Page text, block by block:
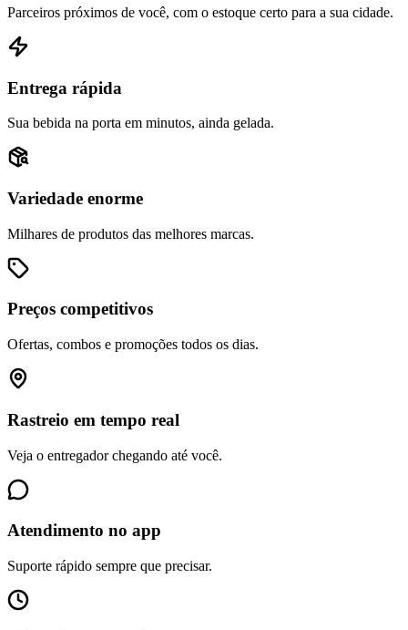
Parceiros próximos de você, com o estoque certo para a sua cidade.
Entrega rápida
Sua bebida na porta em minutos, ainda gelada.
Variedade enorme
Milhares de produtos das melhores marcas.
Preços competitivos
Ofertas, combos e promoções todos os dias.
Rastreio em tempo real
Veja o entregador chegando até você.
Atendimento no app
Suporte rápido sempre que precisar.